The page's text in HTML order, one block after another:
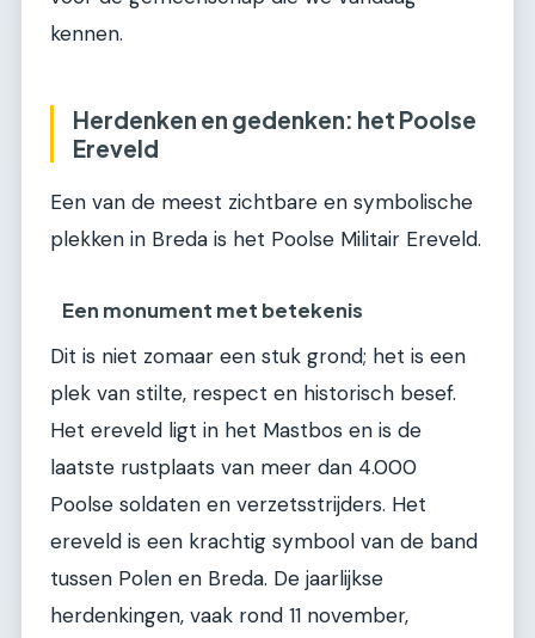
kennen.
Herdenken en gedenken: het Poolse
Ereveld
Een van de meest zichtbare en symbolische
plekken in Breda is het Poolse Militair Ereveld.
Een monument met betekenis
Dit is niet zomaar een stuk grond; het is een
plek van stilte, respect en historisch besef.
Het ereveld ligt in het Mastbos en is de
laatste rustplaats van meer dan 4.000
Poolse soldaten en verzetsstrijders. Het
ereveld is een krachtig symbool van de band
tussen Polen en Breda. De jaarlijkse
herdenkingen, vaak rond 11 november,